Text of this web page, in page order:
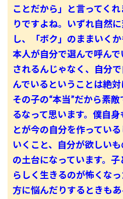
ことだから」と言ってく
りですよね。いずれ自然
し、「ボク」のままいく
本人が自分で選んで呼ん
されるんじゃなく、自分
んでいるということは絶対
その子の“本当”だから素
るなって思います。僕自
とが今の自分を作ってい
いくこと、自分が欲しい
の土台になっています。
らしく生きるのが怖くな
方に悩んだりするときも